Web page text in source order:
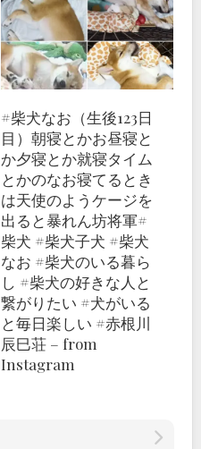
#柴犬なお（生後123日
目）朝寝とかお昼寝と
か夕寝とか就寝タイム
とかのなお寝てるとき
は天使のよう️ケージを
出ると暴れん坊将軍#
柴犬 #柴犬子犬 #柴犬
なお #柴犬のいる暮ら
し #柴犬の好きな人と
繋がりたい #犬がいる
と毎日楽しい #赤根川
辰巳荘 – from
Instagram